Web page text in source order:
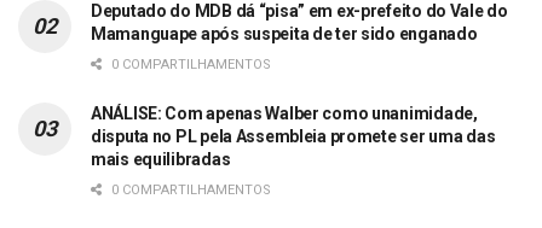
Deputado do MDB dá “pisa” em ex-prefeito do Vale do
Mamanguape após suspeita de ter sido enganado
0 COMPARTILHAMENTOS
ANÁLISE: Com apenas Walber como unanimidade,
disputa no PL pela Assembleia promete ser uma das
mais equilibradas
0 COMPARTILHAMENTOS